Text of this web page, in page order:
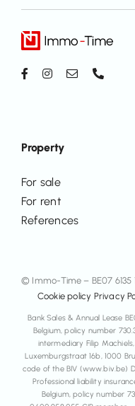
Property
For sale
For rent
References
© Immo-Time – BE07 6135
Cookie policy Privacy
Bank Sales & Annual Lease
Belgium, policy number
intermediary Filip
Luxemburgstraat 16b, 1000
code of the BIV (www.biv.be)
Professional liability
Belgium, policy number